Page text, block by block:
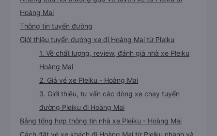
Hoàng Mai
Thông tin tuyến đường
Giới thiệu tuyến đường xe đi Hoàng Mai từ Pleiku
1. Về chất lượng, review, đánh giá nhà xe Pleiku
Hoàng Mai
2. Giá vé xe Pleiku - Hoàng Mai
3. Giới thiệu, tư vấn các dòng xe chạy tuyến
đường Pleiku đi Hoàng Mai
Bảng tổng hợp thông tin nhà xe Pleiku - Hoàng Mai
Cách đặt vé xe khách đi Hoàng Mai từ Pleiku nhanh và